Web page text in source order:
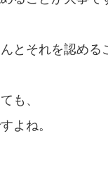
とそれを認める
も、
よね。